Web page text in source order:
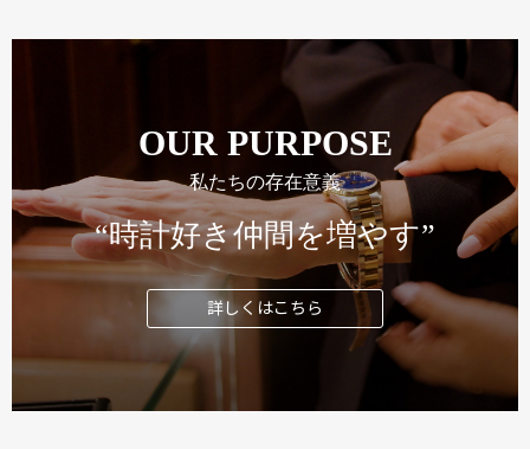
OUR PURPOSE
私たちの存在意義
“時計好き仲間を増やす”
詳しくはこちら